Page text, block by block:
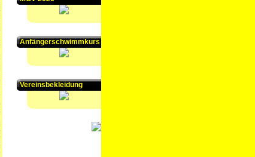
Anfängerschwimmkurs
Vereinsbekleidung